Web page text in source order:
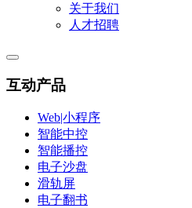
关于我们
人才招聘
互动产品
Web|小程序
智能中控
智能播控
电子沙盘
滑轨屏
电子翻书